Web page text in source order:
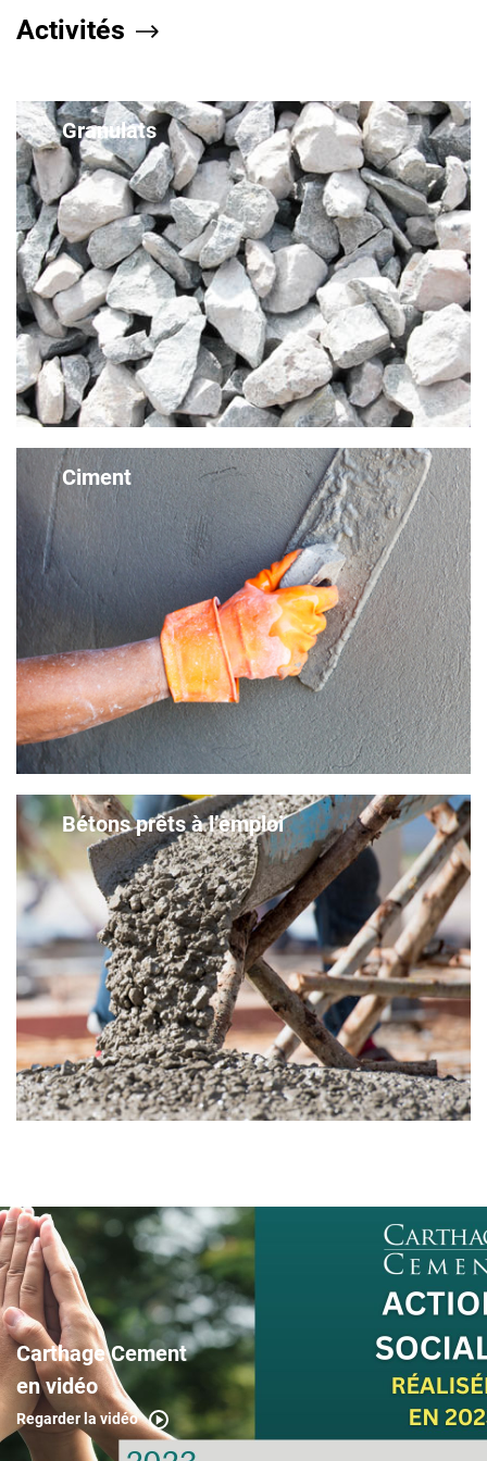
Activités
Granulats
Ciment
Bétons prêts à l’emploi
Carthage Cement
en vidéo
Regarder la vidéo